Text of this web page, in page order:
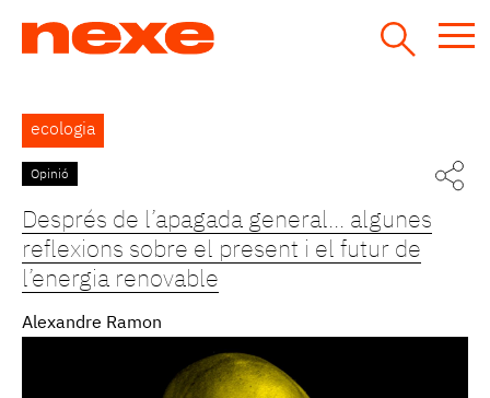
Back
to
top
ecologia
Opinió
Després de l’apagada general... algunes
reflexions sobre el present i el futur de
l’energia renovable
Alexandre Ramon
Pàgines